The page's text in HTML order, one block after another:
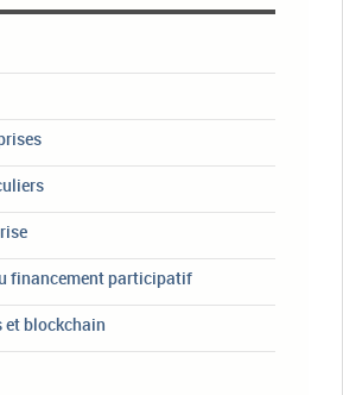
financement participatif
et blockchain